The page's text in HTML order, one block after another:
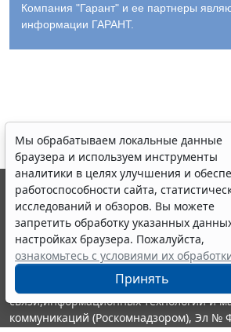
Компания "Гарант" и ее партнеры
информации ГАРАНТ.
Мы обрабатываем локальные данные
браузера и используем инструменты
аналитики в целях улучшения и
работоспособности сайта,
исследований и обзоров. Вы можете
запретить обработку указанных
настройках браузера. Пожалуйста,
ознакомьтесь с условиями их
Принять
© ООО "НПП "ГАРАНТ-СЕРВИС", 2026.
выпускается с 1990 года. Компания
являются участниками Российской
информации ГАРАНТ.
Портал ГАРАНТ.РУ зарегистрирован в
издания Федеральной службой по
связи,информационных технологий и
коммуникаций (Роскомнадзором), Эл №